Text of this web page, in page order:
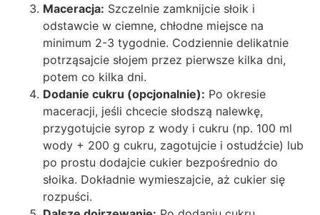
Maceracja: Szczelnie zamknijcie słoik i
odstawcie w ciemne, chłodne miejsce na
minimum 2-3 tygodnie. Codziennie delikatnie
potrząsajcie słojem przez pierwsze kilka dni,
potem co kilka dni.
Dodanie cukru (opcjonalnie): Po okresie
maceracji, jeśli chcecie słodszą nalewkę,
przygotujcie syrop z wody i cukru (np. 100 ml
wody + 200 g cukru, zagotujcie i ostudźcie) lub
po prostu dodajcie cukier bezpośrednio do
słoika. Dokładnie wymieszajcie, aż cukier się
rozpuści.